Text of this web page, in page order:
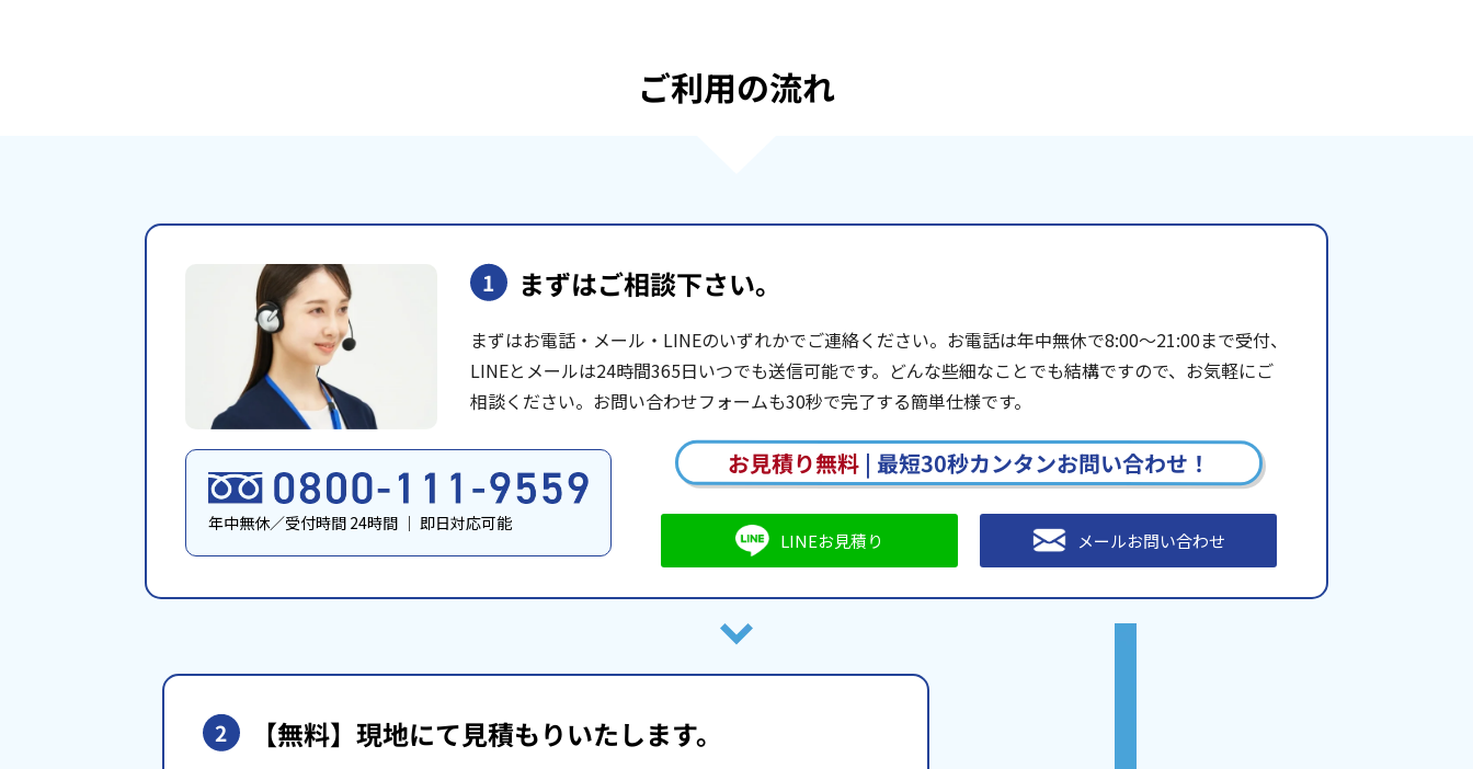
ご利用の流れ
1 まずはご相談下さい。
まずはお電話・メール・LINEのいずれかでご連絡ください。お電話は年中無休で8:00〜21:00まで受付、
LINEとメールは24時間365日いつでも送信可能です。どんな些細なことでも結構ですので、お気軽にご
相談ください。お問い合わせフォームも30秒で完了する簡単仕様です。
年中無休／受付時間 24時間 ｜ 即日対応可能
お見積り無料| 最短30秒カンタンお問い合わせ！
LINEお見積り メールお問い合わせ
2 【無料】現地にて見積もりいたします。